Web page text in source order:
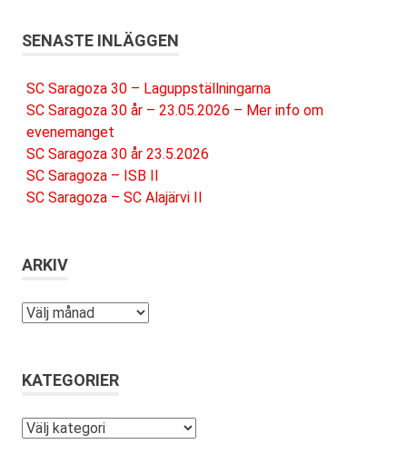
SENASTE INLÄGGEN
SC Saragoza 30 – Laguppställningarna
SC Saragoza 30 år – 23.05.2026 – Mer info om
evenemanget
SC Saragoza 30 år 23.5.2026
SC Saragoza – ISB II
SC Saragoza – SC Alajärvi II
ARKIV
Arkiv
KATEGORIER
Kategorier